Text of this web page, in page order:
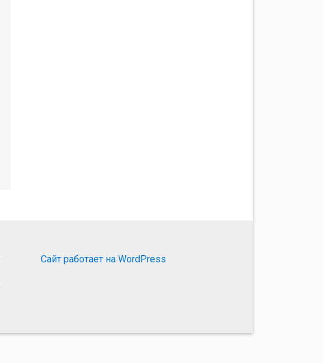
Сайт работает на WordPress